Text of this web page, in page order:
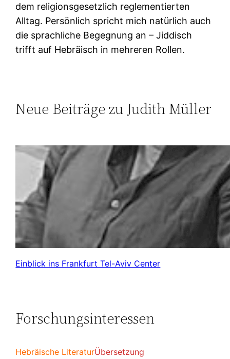
dem religionsgesetzlich reglementierten
Alltag. Persönlich spricht mich natürlich auch
die sprachliche Begegnung an – Jiddisch
trifft auf Hebräisch in mehreren Rollen.
Neue Beiträge zu Judith Müller
Einblick ins Frankfurt Tel-Aviv Center
Forschungsinteressen
Hebräische LiteraturÜbersetzung